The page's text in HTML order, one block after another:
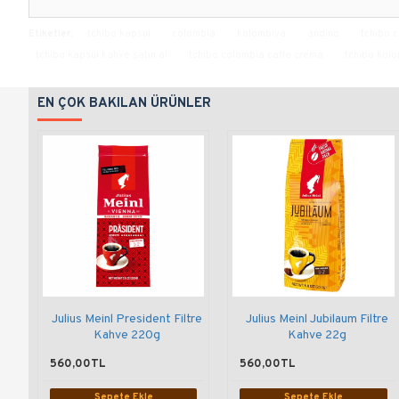
EN ÇOK BAKILAN ÜRÜNLER
Julius Meinl President Filtre
Kahve 220g
560,00TL
Julius Meinl Jubilaum Filtre
Kahve 22g
560,00TL